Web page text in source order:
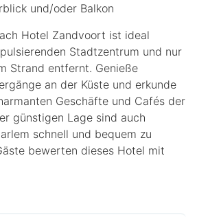
und/oder Balkon
Hotel Zandvoort ist ideal
Stadtzentrum und nur
Strand entfernt. Genieße
an der Küste und erkunde
Geschäfte und Cafés der
günstigen Lage sind auch
schnell und bequem zu
bewerten dieses Hotel mit